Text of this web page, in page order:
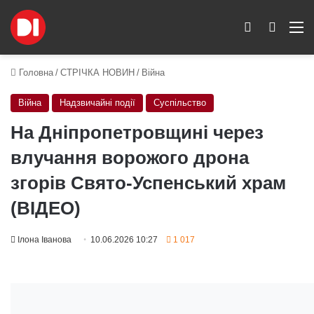
Пошук
Switch skin
Головна / СТРІЧКА НОВИН / Війна
Війна Надзвичайні події Суспільство
На Дніпропетровщині через
влучання ворожого дрона
згорів Свято-Успенський храм
(ВІДЕО)
Ілона Іванова 10.06.2026 10:27 1 017